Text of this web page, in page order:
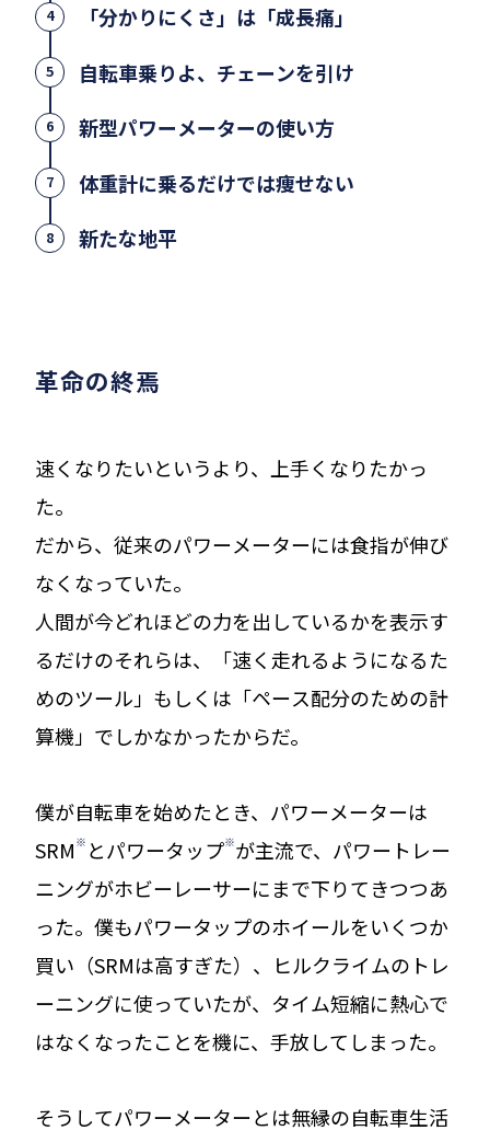
4 「分かりにくさ」は「成長痛」
5 自転車乗りよ、チェーンを引け
6 新型パワーメーターの使い方
7 体重計に乗るだけでは痩せない
8 新たな地平
革命の終焉
速くなりたいというより、上手くなりたかっ
た。
だから、従来のパワーメーターには食指が伸び
なくなっていた。
人間が今どれほどの力を出しているかを表示す
るだけのそれらは、「速く走れるようになるた
めのツール」もしくは「ペース配分のための計
算機」でしかなかったからだ。
僕が自転車を始めたとき、パワーメーターは
SRM 1 とパワータップ2 が主流で、パワートレー
ニングがホビーレーサーにまで下りてきつつあ
った。僕もパワータップのホイールをいくつか
買い（SRMは高すぎた）、ヒルクライムのトレ
ーニングに使っていたが、タイム短縮に熱心で
はなくなったことを機に、手放してしまった。
そうしてパワーメーターとは無縁の自転車生活